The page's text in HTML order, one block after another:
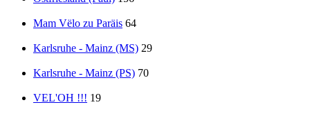
Mam Vëlo zu Paräis 64
Karlsruhe - Mainz (MS) 29
Karlsruhe - Mainz (PS) 70
VEL'OH !!! 19